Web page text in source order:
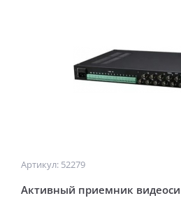
Артикул: 52279
Активный приемник